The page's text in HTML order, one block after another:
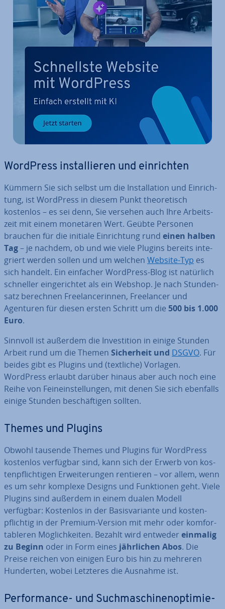
WordPress in­stal­lie­ren und ein­rich­ten
Kümmern Sie sich selbst um die In­stal­la­ti­on und Ein­rich­
tung, ist WordPress in diesem Punkt theo­re­tisch
kostenlos – es sei denn, Sie versehen auch Ihre Ar­beits­
zeit mit einem monetären Wert. Geübte Personen
brauchen für die initiale Ein­rich­tung rund einen halben
Tag– je nachdem, ob und wie viele Plugins bereits in­te­
griert werden sollen und um welchen Website-Typ es
sich handelt. Ein einfacher WordPress-Blog ist natürlich
schneller ein­ge­rich­tet als ein Webshop. Je nach Stun­den­
satz berechnen Free­lan­ce­rin­nen, Free­lan­cer und
Agenturen für diesen ersten Schritt um die 500 bis 1.000
Euro.
Sinnvoll ist außerdem die In­ves­ti­ti­on in einige Stunden
Arbeit rund um die Themen Si­cher­heit und DSGVO. Für
beides gibt es Plugins und (textliche) Vorlagen.
WordPress erlaubt darüber hinaus aber auch noch eine
Reihe von Fein­ein­stel­lun­gen, mit denen Sie sich ebenfalls
einige Stunden be­schäf­ti­gen sollten.
Themes und Plugins
Obwohl tausende Themes und Plugins für WordPress
kostenlos verfügbar sind, kann sich der Erwerb von kos­
ten­pflich­ti­gen Er­wei­te­run­gen rentieren – vor allem, wenn
es um sehr komplexe Designs und Funk­tio­nen geht. Viele
Plugins sind außerdem in einem dualen Modell
verfügbar: Kostenlos in der Ba­sis­va­ri­an­te und kos­ten­
pflich­tig in der Premium-Version mit mehr oder kom­for­
ta­ble­ren Mög­lich­kei­ten. Bezahlt wird entweder einmalig
zu Beginn oder in Form eines jähr­li­chen Abos. Die
Preise reichen von einigen Euro bis hin zu mehreren
Hunderten, wobei Letzteres die Ausnahme ist.
Per­for­mance- und Such­ma­schi­nen­op­ti­mie­